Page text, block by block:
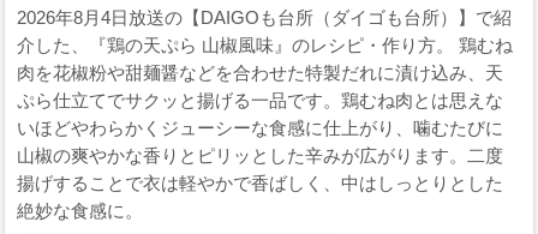
2026年8月4日放送の【DAIGOも台所（ダイゴも台所）】で紹
介した、『鶏の天ぷら 山椒風味』のレシピ・作り方。 鶏むね
肉を花椒粉や甜麺醤などを合わせた特製だれに漬け込み、天
ぷら仕立てでサクッと揚げる一品です。鶏むね肉とは思えな
いほどやわらかくジューシーな食感に仕上がり、噛むたびに
山椒の爽やかな香りとピリッとした辛みが広がります。二度
揚げすることで衣は軽やかで香ばしく、中はしっとりとした
絶妙な食感に。